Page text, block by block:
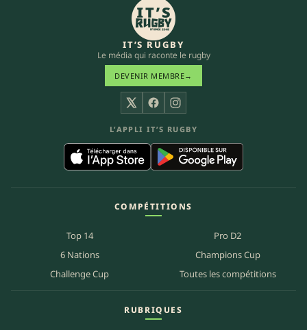
IT’S RUGBY
Le média qui raconte le rugby
DEVENIR MEMBRE→
X FacebookInstagram
L’APPLI IT’S RUGBY
COMPÉTITIONS
Top 14
Pro D2
6 Nations
Champions Cup
Challenge Cup
Toutes les compétitions
RUBRIQUES